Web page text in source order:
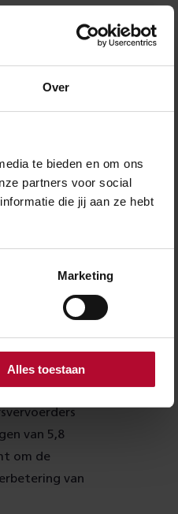
Over
te bieden en om ons
partners voor social
die jij aan ze hebt
Marketing
Alles toestaan
op
op
de
van het
van 5,8
om de
van